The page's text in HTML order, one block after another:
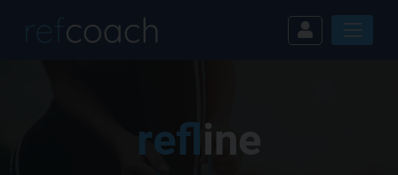
ref line